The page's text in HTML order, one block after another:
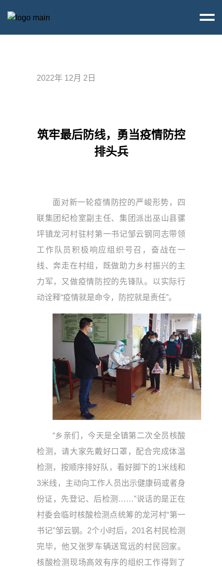
2022年 12月 2日
筑牢最后防线，勇当疫情防控
排头兵
面对新一轮疫情防控的严峻形势，四
联集团纪检室副主任、集团派出巫山县骡
坪镇龙河村驻村第一书记邹云钢同志带领
工作队员积极响应组织号召，奋战在一
线、奔走在村组，既做助力乡村振兴的主
力军，又做疫情防控的先锋队。以实际行
动诠释“疫情就是命令，防控就是责任”。
“乡亲们，今天是全镇第二次全员核酸
检测，请大家先戴好口罩，配合完成体温
检测，按顺序排好队，看好脚下的1米线和
3米线，主动向工作人员出示健康码或者身
份证，先登记、后检测……”说话的是正在
村委会临时核酸检测点统筹的龙河村“第一
书记”邹云钢。2个小时后，201名村民检测
完毕，他又张罗车辆送窎远的村民回家。
核酸检测现场高效有序的组织工作得到了